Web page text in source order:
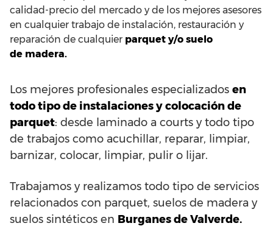
calidad-precio del mercado y de los mejores asesores
en cualquier trabajo de instalación, restauración y
reparación de cualquier parquet y/o suelo
de madera.
Los mejores profesionales especializados en
todo tipo de instalaciones y colocación de
parquet: desde laminado a courts y todo tipo
de trabajos como acuchillar, reparar, limpiar,
barnizar, colocar, limpiar, pulir o lijar.
Trabajamos y realizamos todo tipo de servicios
relacionados con parquet, suelos de madera y
suelos sintéticos en Burganes de Valverde.